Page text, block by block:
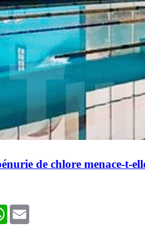
de chlore menace-t-
WhatsApp